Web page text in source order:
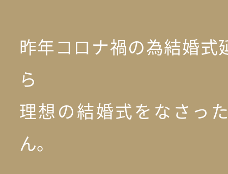
昨年コロナ禍の為結婚式
ら
理想の結婚式をなさっ
ん。